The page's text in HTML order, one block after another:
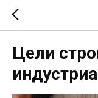
Цели